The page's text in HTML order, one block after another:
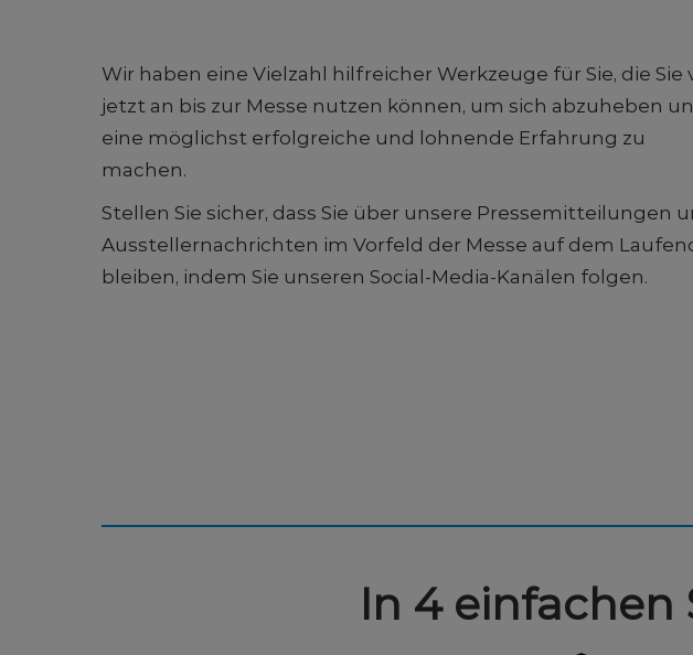
Wir haben eine Vielzahl hilfreicher Werkzeuge für Sie, die Sie
jetzt an bis zur Messe nutzen können, um sich abzuheben
eine möglichst erfolgreiche und lohnende Erfahrung zu
machen.
Stellen Sie sicher, dass Sie über unsere Pressemitteilungen
Ausstellernachrichten im Vorfeld der Messe auf dem
bleiben, indem Sie unseren Social-Media-Kanälen folgen.
In 4